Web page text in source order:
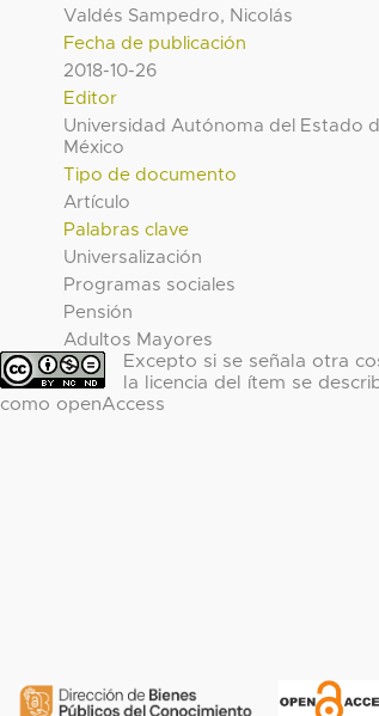
Valdés Sampedro, Nicolás
Fecha de publicación
2018-10-26
Editor
Universidad Autónoma del Estado
México
Tipo de documento
Artículo
Palabras clave
Universalización
Programas sociales
Pensión
Adultos Mayores
Excepto si se señala otra
la licencia del ítem se
como openAccess